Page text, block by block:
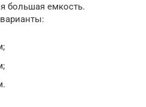
большая емкость.